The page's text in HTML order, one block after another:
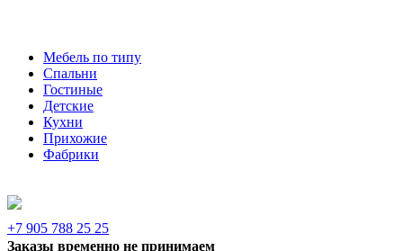
Мебель по типу
Спальни
Гостиные
Детские
Кухни
Прихожие
Фабрики
+7 905 788 25 25
Заказы временно не принимаем